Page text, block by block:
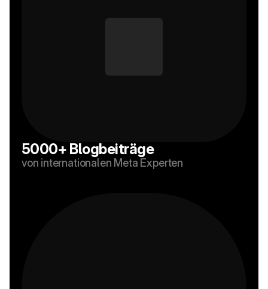
Werbekonto"
5000+ Blogbeiträge
von internationalen Meta Experten